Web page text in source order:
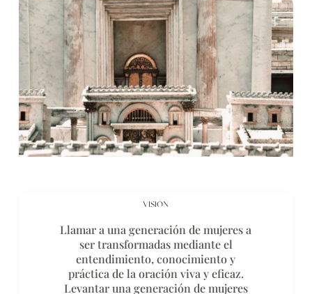
VISIÓN
Llamar a una generación de mujeres a
ser transformadas mediante el
entendimiento, conocimiento y
práctica de la oración viva y eficaz.
Levantar una generación de mujeres